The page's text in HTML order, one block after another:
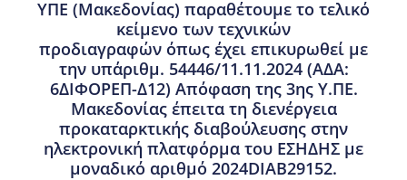
ΥΠΕ (Μακεδονίας) παραθέτουμε το τελικό
κείμενο των τεχνικών
προδιαγραφών όπως έχει επικυρωθεί με
την υπ΄αριθμ. 54446/11.11.2024 (ΑΔΑ:
6ΔΙΦΟΡΕΠ-Δ12) Απόφαση της 3ης Υ.ΠΕ.
Μακεδονίας έπειτα τη διενέργεια
προκαταρκτικής διαβούλευσης στην
ηλεκτρονική πλατφόρμα του ΕΣΗΔΗΣ με
μοναδικό αριθμό 2024DIAB29152.